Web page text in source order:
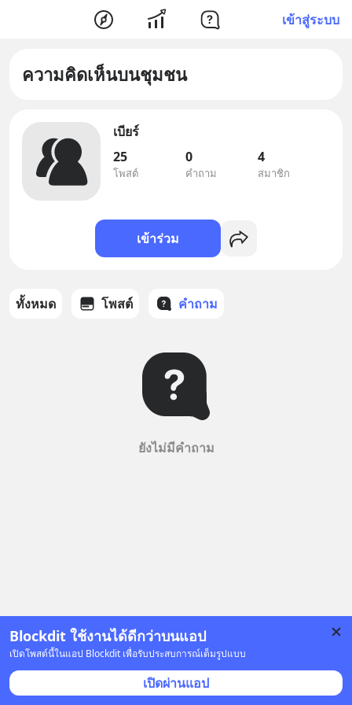
เข้าสู่ระบบ
Blockdit ใช้งานได้ดีกว่าบนแอป
เปิดโพสต์นี้ในแอป Blockdit เพื่อรับประสบการณ์เต็มรูปแบบ
เปิดผ่านแอป
ความคิดเห็นบนชุมชน
เบียร์
25
โพสต์
0
คำถาม
4
สมาชิก
เข้าร่วม
ทั้งหมด โพสต์ คำถาม
ยังไม่มีคำถาม